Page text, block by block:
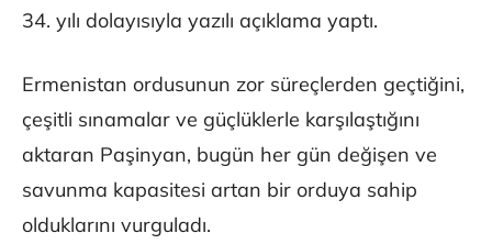
34. yılı dolayısıyla yazılı açıklama yaptı.
Ermenistan ordusunun zor süreçlerden geçtiğini,
çeşitli sınamalar ve güçlüklerle karşılaştığını
aktaran Paşinyan, bugün her gün değişen ve
savunma kapasitesi artan bir orduya sahip
olduklarını vurguladı.